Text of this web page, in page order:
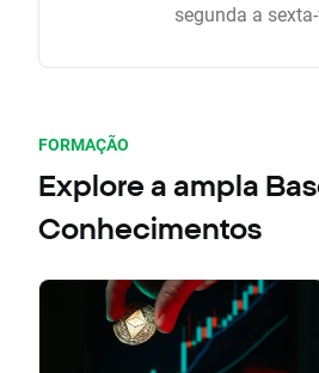
segunda a
FORMAÇÃO
Explore a ampla
Conhecimentos